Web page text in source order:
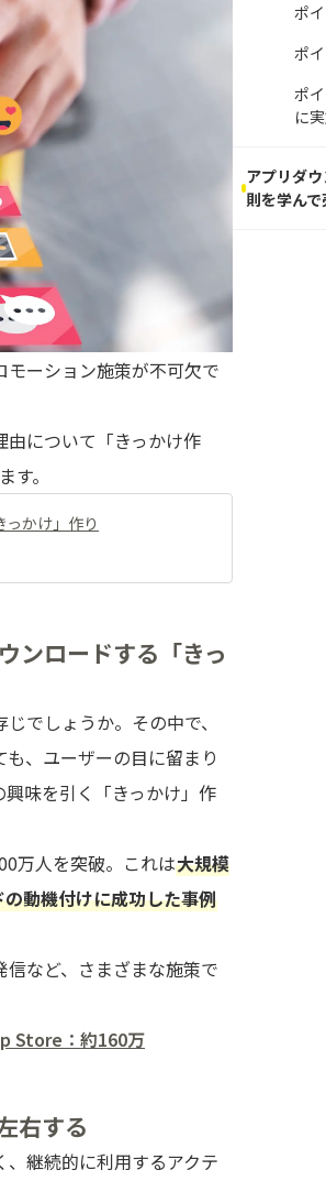
ポ
ポ
ポ
に
アプリダ
則を学ん
ーション施策が不可欠で
由について「きっかけ作
。
かけ」作り
ンロードする「きっ
でしょうか。その中で、
、ユーザーの目に留まり
味を引く「きっかけ」作
万人を突破。これは大規模
動機付けに成功した事例
など、さまざまな施策で
Store：約160万
右する
継続的に利用するアクテ